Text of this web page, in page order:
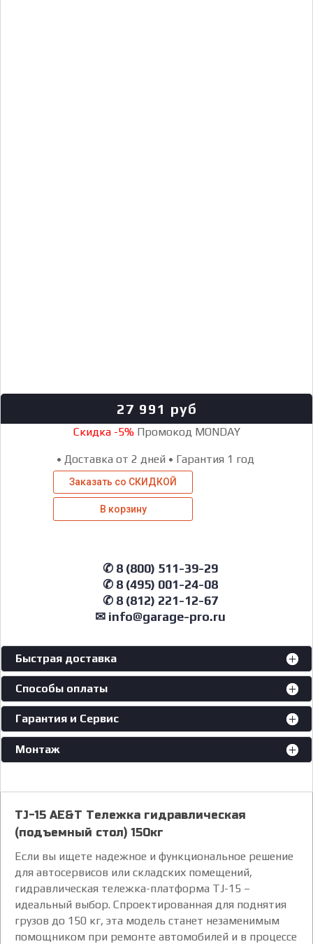
27 991 руб
Скидка -5%Промокод MONDAY
• Доставка от 2 дней • Гарантия 1 год
Заказать со СКИДКОЙ
В корзину
✆ 8 (800) 511-39-29
✆ 8 (495) 001-24-08
✆ 8 (812) 221-12-67
✉ info@garage-pro.ru
Быстрая доставка
Способы оплаты
Гарантия и Сервис
Монтаж
ТJ-15 AE&T Тележка гидравлическая
(подъемный стол) 150кг
Если вы ищете надежное и функциональное решение
для автосервисов или складских помещений,
гидравлическая тележка-платформа TJ-15 –
идеальный выбор. Спроектированная для поднятия
грузов до 150 кг, эта модель станет незаменимым
помощником при ремонте автомобилей и в процессе